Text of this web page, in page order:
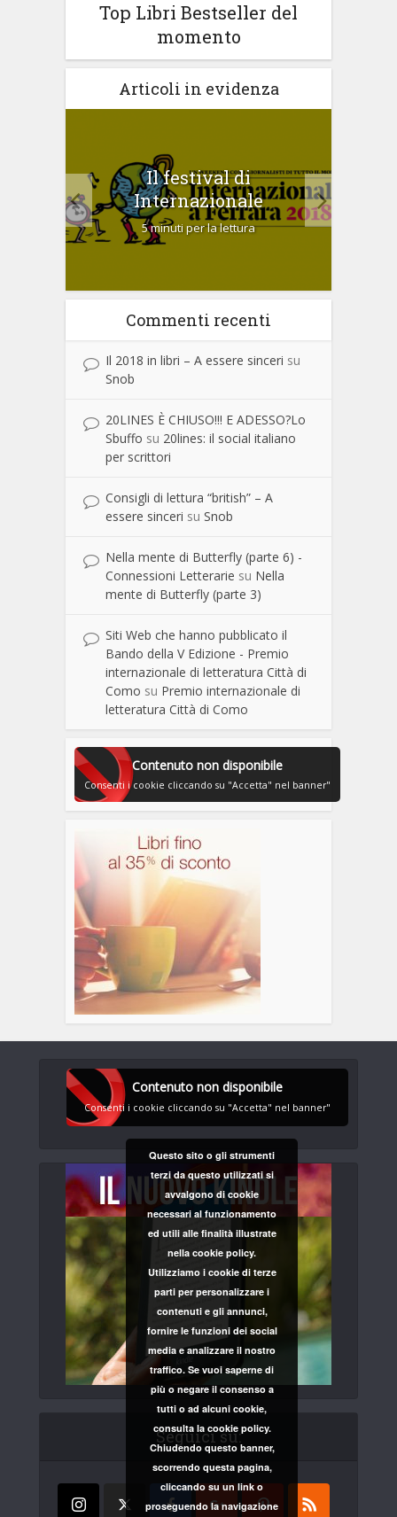
Top Libri Bestseller del
momento
Articoli in evidenza
Il festival di
Internazionale
5 minuti per la lettura
Commenti recenti
Il 2018 in libri – A essere sinceri su
Snob
20LINES È CHIUSO!!! E ADESSO?Lo
Sbuffo su 20lines: il social italiano
per scrittori
Consigli di lettura “british” – A
essere sinceri su Snob
Nella mente di Butterfly (parte 6) -
Connessioni Letterarie su Nella
mente di Butterfly (parte 3)
Siti Web che hanno pubblicato il
Bando della V Edizione - Premio
internazionale di letteratura Città di
Como su Premio internazionale di
letteratura Città di Como
Contenuto non disponibile
Consenti i cookie cliccando su "Accetta" nel banner"
Contenuto non disponibile
Consenti i cookie cliccando su "Accetta" nel banner"
Seguici su:
Questo sito o gli strumenti
terzi da questo utilizzati si
avvalgono di cookie
necessari al funzionamento
ed utili alle finalità illustrate
nella cookie policy.
Utilizziamo i cookie di terze
parti per personalizzare i
contenuti e gli annunci,
fornire le funzioni dei social
media e analizzare il nostro
traffico. Se vuoi saperne di
più o negare il consenso a
tutti o ad alcuni cookie,
consulta la cookie policy.
Chiudendo questo banner,
scorrendo questa pagina,
cliccando su un link o
proseguendo la navigazione